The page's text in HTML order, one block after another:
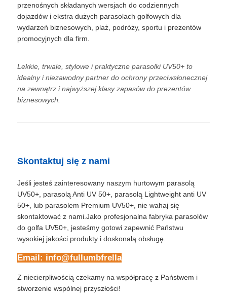
przenośnych składanych wersjach do codziennych
dojazdów i ekstra dużych parasolach golfowych dla
wydarzeń biznesowych, plaż, podróży, sportu i prezentów
promocyjnych dla firm.
Lekkie, trwałe, stylowe i praktyczne parasolki UV50+ to
idealny i niezawodny partner do ochrony przeciwsłonecznej
na zewnątrz i najwyższej klasy zapasów do prezentów
biznesowych.
Skontaktuj się z nami
Jeśli jesteś zainteresowany naszym hurtowym parasolą
UV50+, parasolą Anti UV 50+, parasolą Lightweight anti UV
50+, lub parasolem Premium UV50+, nie wahaj się
skontaktować z nami.Jako profesjonalna fabryka parasolów
do golfa UV50+, jesteśmy gotowi zapewnić Państwu
wysokiej jakości produkty i doskonałą obsługę.
Email: info@fullumbfrella
Z niecierpliwością czekamy na współpracę z Państwem i
stworzenie wspólnej przyszłości!